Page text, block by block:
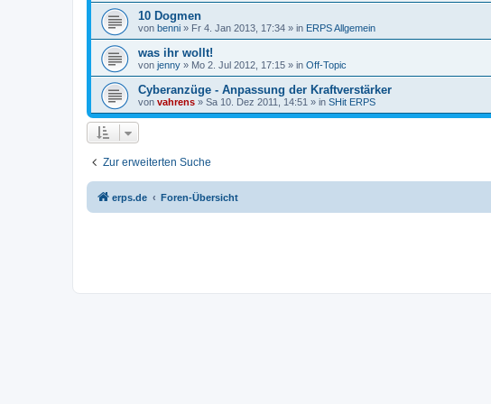
10 Dogmen
von benni » Fr 4. Jan 2013, 17:34 » in ERPS Allgemein
was ihr wollt!
von jenny » Mo 2. Jul 2012, 17:15 » in Off-Topic
Cyberanzüge - Anpassung der Kraftverstärker
von vahrens » Sa 10. Dez 2011, 14:51 » in SHit ERPS
Zur erweiterten Suche
erps.de Foren-Übersicht